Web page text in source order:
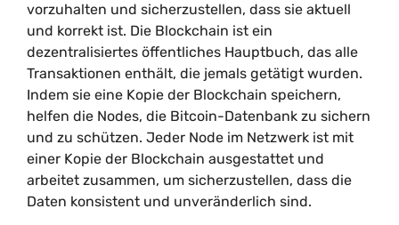
vorzuhalten und sicherzustellen, dass sie aktuell
und korrekt ist. Die Blockchain ist ein
dezentralisiertes öffentliches Hauptbuch, das alle
Transaktionen enthält, die jemals getätigt wurden.
Indem sie eine Kopie der Blockchain speichern,
helfen die Nodes, die Bitcoin-Datenbank zu sichern
und zu schützen. Jeder Node im Netzwerk ist mit
einer Kopie der Blockchain ausgestattet und
arbeitet zusammen, um sicherzustellen, dass die
Daten konsistent und unveränderlich sind.